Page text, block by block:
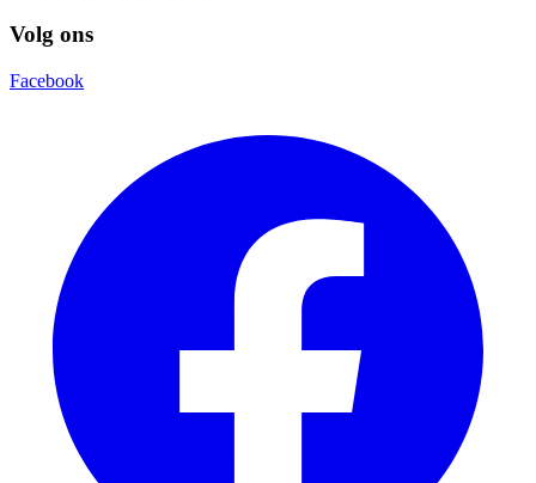
Volg ons
Facebook